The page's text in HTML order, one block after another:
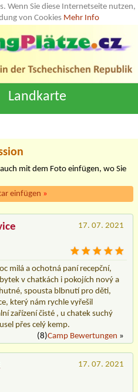
Wenn Sie diese Internetseite nutzen,
von Cookies Mehr Info
Landkarte
mit dem Foto einfügen, wo Sie
einfügen »
17. 07. 2021
milá a ochotná paní recepční,
v chatkách i pokojích nový a
spousta blbnutí pro děti,
který nám rychle vyřešil
zařízení čisté , u chatek suchý
přes celý kemp.
(8)Camp Bewertungen »
17. 07. 2021